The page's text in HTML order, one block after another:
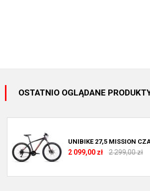
OSTATNIO OGLĄDANE
UNIBIKE 27,5 MISSION
2 099,00 zł 2 299,00 zł